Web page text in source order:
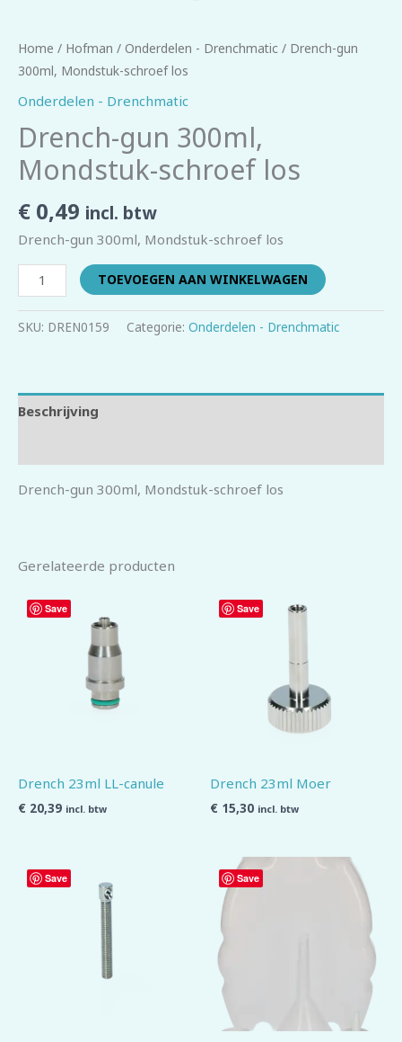
Home / Hofman / Onderdelen - Drenchmatic / Drench-gun
300ml, Mondstuk-schroef los
Onderdelen - Drenchmatic
Drench-gun 300ml,
Mondstuk-schroef los
€ 0,49 incl. btw
Drench-gun 300ml, Mondstuk-schroef los
TOEVOEGEN AAN WINKELWAGEN
SKU: DREN0159 Categorie: Onderdelen - Drenchmatic
Beschrijving
Drench-gun 300ml, Mondstuk-schroef los
Gerelateerde producten
Save
Drench 23ml LL-canule
€ 20,39 incl. btw
Save
Drench 23ml Moer
€ 15,30 incl. btw
Save Save